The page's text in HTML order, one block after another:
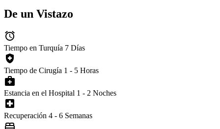
De un Vistazo
alarm
Tiempo en Turquía 7 Días
health_and_safety
Tiempo de Cirugía 1 - 5 Horas
medical_services
Estancia en el Hospital 1 - 2 Noches
local_hospital
Recuperación 4 - 6 Semanas
bed